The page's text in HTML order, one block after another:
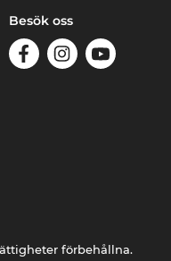
Besök oss
förbehållna.